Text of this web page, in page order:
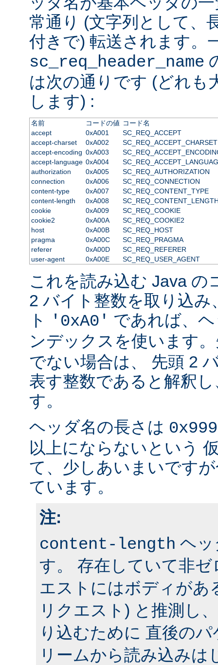
常通り (文字列として、
付きで) 転送されます。
sc_req_header_name
は次の通りです (どれも
します) :
名前 コードの値 コード名
accept
0xA001
SC_REQ_ACCEPT
accept-charset
0xA002
SC_REQ_ACCEPT_CHARSET
accept-encoding 0xA003
accept-language 0xA004
authorization
0xA005
SC_REQ_AUTHORIZATION
connection
0xA006
SC_REQ_CONNECTION
content-type
0xA007
SC_REQ_CONTENT_TYPE
content-length
0xA008
cookie
0xA009
SC_REQ_COOKIE
cookie2
0xA00A
SC_REQ_COOKIE2
host
0xA00B
SC_REQ_HOST
pragma
0xA00C
SC_REQ_PRAGMA
referer
0xA00D
SC_REQ_REFERER
user-agent
0xA00E SC_REQ_USER_AGENT
これを読み込む Java の
2 バイト整数を取り込
ト
'0xA0' であれば、
ンデックスを使います
でない場合は、 先頭 2
表す整数であると解釈
す。
ヘッダ名の長さは
以上にならないという
て、少しあいまいです
ています。
注:
content-length ヘッ
す。 存在していて非
エストにはボディがあ
リクエスト) と推測し
り込むために 直後の
リームから読み込みは